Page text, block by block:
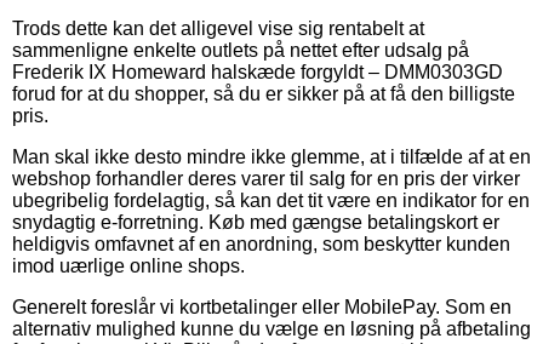
Trods dette kan det alligevel vise sig rentabelt at
sammenligne enkelte outlets på nettet efter udsalg på
Frederik IX Homeward halskæde forgyldt – DMM0303GD
forud for at du shopper, så du er sikker på at få den billigste
pris.
Man skal ikke desto mindre ikke glemme, at i tilfælde af at en
webshop forhandler deres varer til salg for en pris der virker
ubegribelig fordelagtig, så kan det tit være en indikator for en
snydagtig e-forretning. Køb med gængse betalingskort er
heldigvis omfavnet af en anordning, som beskytter kunden
imod uærlige online shops.
Generelt foreslår vi kortbetalinger eller MobilePay. Som en
alternativ mulighed kunne du vælge en løsning på afbetaling